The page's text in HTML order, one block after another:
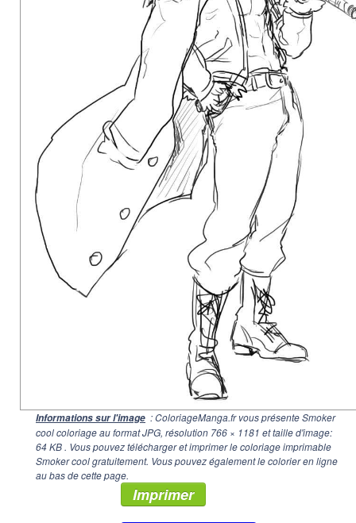
Informations sur l'image : ColoriageManga.fr vous présente Smoker
cool coloriage au format JPG, résolution 766 × 1181 et taille d'image:
64 KB . Vous pouvez télécharger et imprimer le coloriage imprimable
Smoker cool gratuitement. Vous pouvez également le colorier en ligne
au bas de cette page.
Imprimer